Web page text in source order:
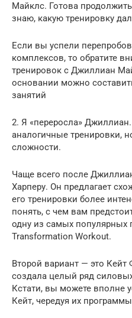
Майклс. Готова
знаю, какую тренировку
Если вы успели
комплексов, то обратите
тренировок с Джиллиан
основании можно
занятий
2. Я «переросла»
аналогичные тренировки,
сложности.
Чаще всего после
Харперу. Он предлагает
его тренировки более
понять, с чем вам
одну из самых популярных
Transformation Workout.
Второй вариант — это Кейт
создала целый ряд
Кстати, вы можете вполне
Кейт, чередуя их